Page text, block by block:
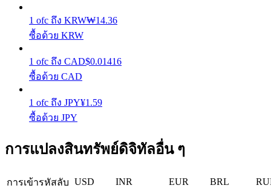
Launchpool
1 ofc ถึง KRW₩14.36
ซื้อด้วย KRW
1 ofc ถึง CAD$0.01416
ซื้อด้วย CAD
1 ofc ถึง JPY¥1.59
ซื้อด้วย JPY
การแปลงสินทรัพย์ดิจิทัลอื่น ๆ
การเข้ารหัสลับ USD INR EUR BRL